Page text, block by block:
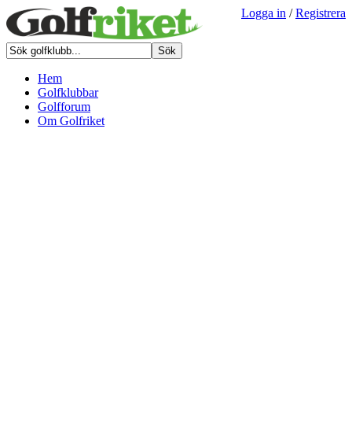
Logga in /Registrera
Hem
Golfklubbar
Golfforum
Om Golfriket